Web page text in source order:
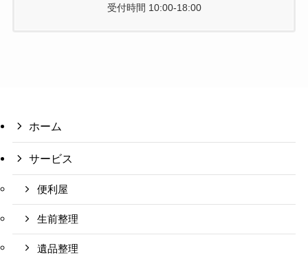
受付時間 10:00-18:00
ホーム
サービス
便利屋
生前整理
遺品整理